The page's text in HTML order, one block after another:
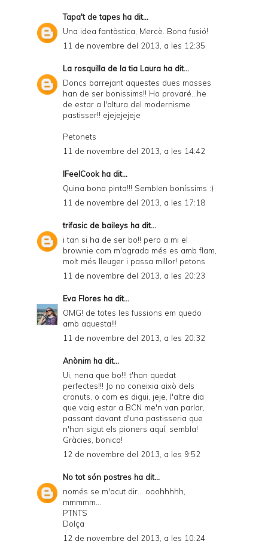
Tapa't de tapes ha dit...
Una idea fantàstica, Mercè. Bona fusió!
11 de novembre del 2013, a les 12:35
La rosquilla de la tia Laura ha dit...
Doncs barrejant aquestes dues masses
han de ser bonissims!! Ho provaré...he
de estar a l'altura del modernisme
pastisser!! ejejejejeje
Petonets
11 de novembre del 2013, a les 14:42
IFeelCook ha dit...
Quina bona pinta!!! Semblen boníssims :)
11 de novembre del 2013, a les 17:18
trifasic de baileys ha dit...
i tan si ha de ser bo!! pero a mi el
brownie com m'agrada més es amb flam,
molt més lleuger i passa millor! petons
11 de novembre del 2013, a les 20:23
Eva Flores ha dit...
OMG! de totes les fussions em quedo
amb aquesta!!!
11 de novembre del 2013, a les 20:32
Anònim ha dit...
Ui, nena que bo!!! t'han quedat
perfectes!!! Jo no coneixia això dels
cronuts, o com es digui, jeje, l'altre dia
que vaig estar a BCN me'n van parlar,
passant davant d'una pastisseria que
n'han sigut els pioners aquí, sembla!
Gràcies, bonica!
12 de novembre del 2013, a les 9:52
No tot són postres ha dit...
només se m'acut dir... ooohhhhh,
mmmmm...
PTNTS
Dolça
12 de novembre del 2013, a les 10:24